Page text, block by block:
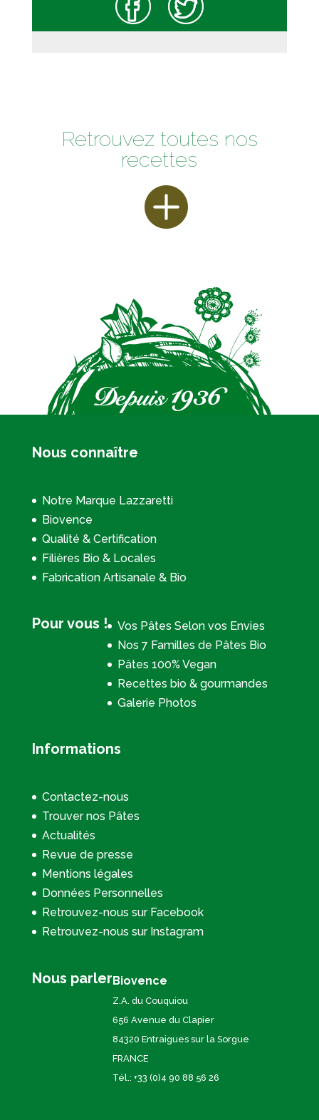
Retrouvez toutes nos
recettes
Nous connaître
Notre Marque Lazzaretti
Biovence
Qualité & Certification
Filières Bio & Locales
Fabrication Artisanale & Bio
Pour vous !
Vos Pâtes Selon vos Envies
Nos 7 Familles de Pâtes Bio
Pâtes 100% Vegan
Recettes bio & gourmandes
Galerie Photos
Informations
Contactez-nous
Trouver nos Pâtes
Actualités
Revue de presse
Mentions légales
Données Personnelles
Retrouvez-nous sur Facebook
Retrouvez-nous sur Instagram
Nous parlerBiovence
Z.A. du Couquiou
656 Avenue du Clapier
84320 Entraigues sur la Sorgue
FRANCE
Tél.: +33 (0)4 90 88 56 26